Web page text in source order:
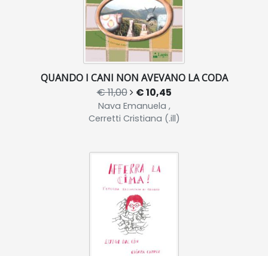
QUANDO I CANI NON AVEVANO LA CODA
€ 11,00 € 10,45
Nava Emanuela ,
Cerretti Cristiana (.ill)